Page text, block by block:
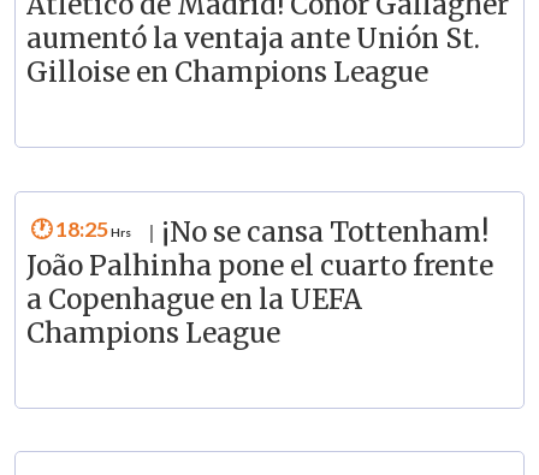
aumentó la ventaja ante Unión St.
Gilloise en Champions League
18:25
¡No se cansa Tottenham!
João Palhinha pone el cuarto frente
a Copenhague en la UEFA
Champions League